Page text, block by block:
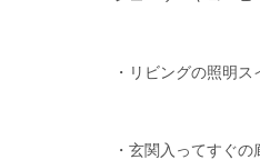
・リビングの照明
・玄関入ってすぐ